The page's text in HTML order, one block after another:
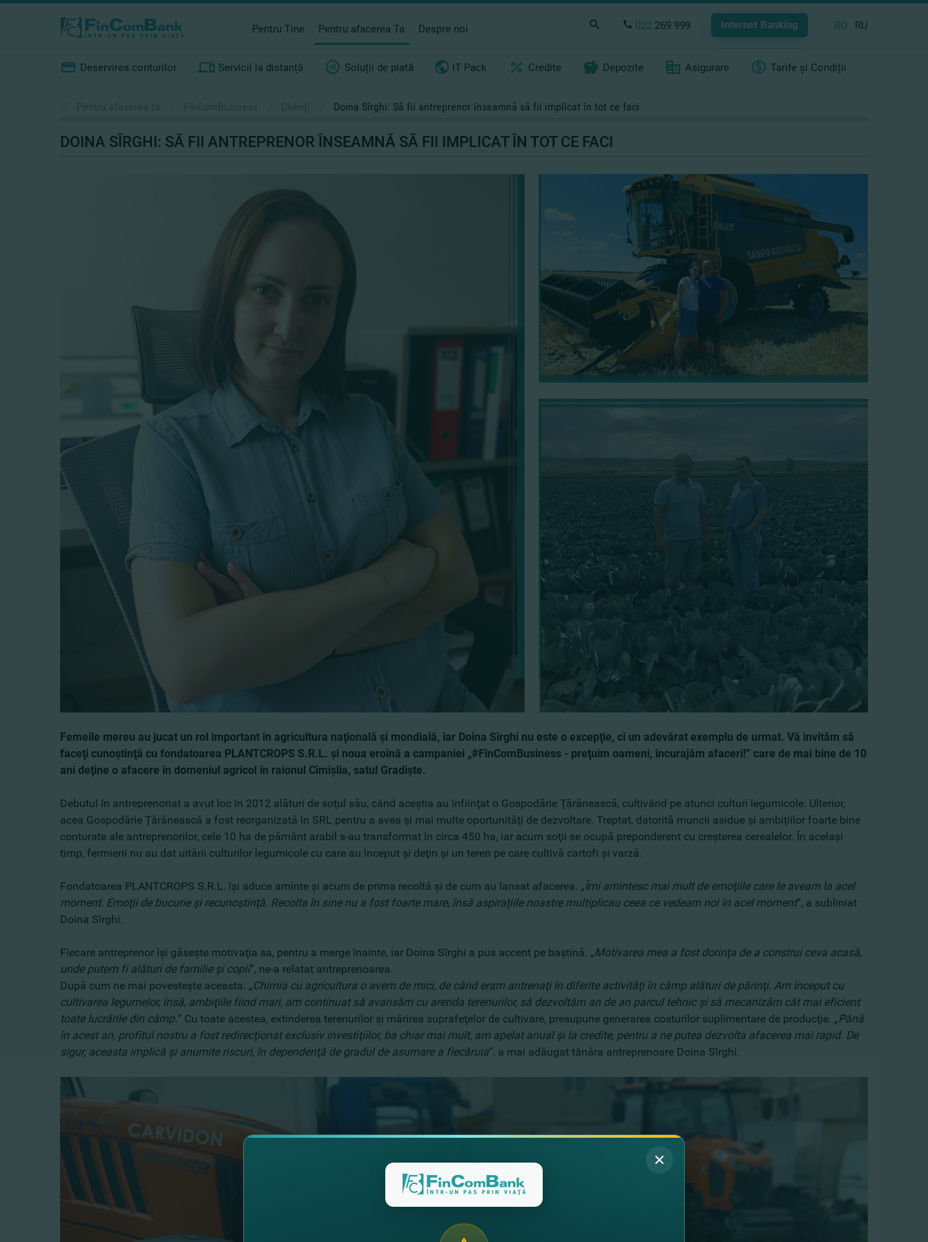
Pentru Tine Pentru afacerea Ta Despre noi 022 269 999 Internet Banking RO RU
Deservirea conturilor Servicii la distanță Soluții de plată IT Pack Credite Depozite Asigurare Tarife și Condiții
Doina Sîrghi: Să fii antreprenor înseamnă să fii implicat în tot ce faci
DOINA SÎRGHI: SĂ FII ANTREPRENOR ÎNSEAMNĂ SĂ FII IMPLICAT ÎN TOT CE FACI
Femeile mereu au jucat un rol important în agricultura naţională şi mondială, iar Doina Sîrghi nu este o excepţie, ci un adevărat exemplu de urmat. Vă invităm să
faceţi cunoştinţă cu fondatoarea PLANTCROPS S.R.L. şi noua eroină a campaniei „#FinComBusiness - preţuim oameni, încurajăm afaceri!” care de mai bine de 10
ani deţine o afacere în domeniul agricol în raionul Cimişlia, satul Gradişte.
Debutul în antreprenoriat a avut loc în 2012 alături de soţul său, când aceştia au înfiinţat o Gospodărie Ţărănească, cultivând pe atunci culturi legumicole. Ulterior,
acea Gospodărie Ţărănească a fost reorganizată în SRL pentru a avea şi mai multe oportunităţi de dezvoltare. Treptat, datorită muncii asidue şi ambiţiilor foarte bine
conturate ale antreprenorilor, cele 10 ha de pământ arabil s-au transformat în circa 450 ha, iar acum soţii se ocupă preponderent cu creşterea cerealelor. În acelaşi
timp, fermierii nu au dat uitării culturilor legumicole cu care au început şi deţin şi un teren pe care cultivă cartofi şi varză.
Fondatoarea PLANTCROPS S.R.L. îşi aduce aminte şi acum de prima recoltă şi de cum au lansat afacerea. „Îmi amintesc mai mult de emoţiile care le aveam la acel
moment. Emoţii de bucurie şi recunoştinţă. Recolta în sine nu a fost foarte mare, însă aspiraţiile noastre multiplicau ceea ce vedeam noi în acel moment”, a subliniat
Doina Sîrghi.
Fiecare antreprenor îşi găseşte motivaţia sa, pentru a merge înainte, iar Doina Sîrghi a pus accent pe baştină. „Motivarea mea a fost dorinţa de a construi ceva acasă,
unde putem fi alături de familie şi copii”, ne-a relatat antreprenoarea.
După cum ne mai povesteşte aceasta: „Chimia cu agricultura o avem de mici, de când eram antrenaţi în diferite activităţi în câmp alături de părinţi. Am început cu
cultivarea legumelor, însă, ambiţiile fiind mari, am continuat să avansăm cu arenda terenurilor, să dezvoltăm an de an parcul tehnic şi să mecanizăm cât mai eficient
toate lucrările din câmp.” Cu toate acestea, extinderea terenurilor şi mărirea suprafeţelor de cultivare, presupune generarea costurilor suplimentare de producţie. „Până
în acest an, profitul nostru a fost redirecţionat exclusiv investiţiilor, ba chiar mai mult, am apelat anual şi la credite, pentru a ne putea dezvolta afacerea mai rapid. De
sigur, aceasta implică şi anumite riscuri, în dependenţă de gradul de asumare a fiecăruia”, a mai adăugat tânăra antreprenoare Doina Sîrghi.